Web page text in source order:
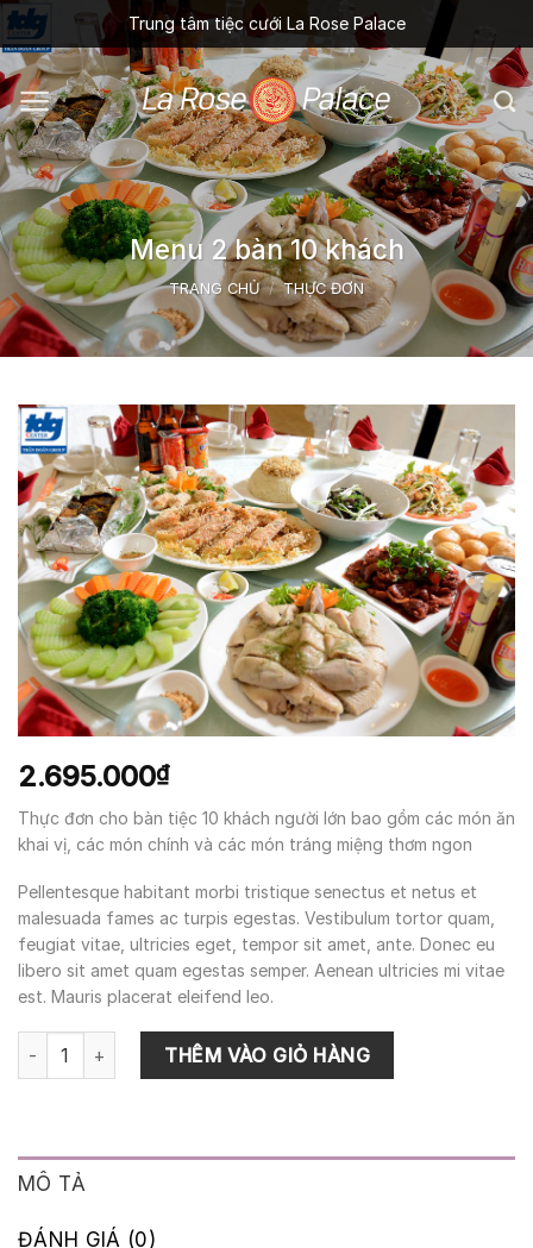
Skip
to
content
Trung tâm tiệc cưới La Rose Palace
Menu 2 bàn 10 khách
TRANG CHỦ / THỰC ĐƠN
2.695.000₫
Thực đơn cho bàn tiệc 10 khách người lớn bao gồm các món ăn
khai vị, các món chính và các món tráng miệng thơm ngon
Pellentesque habitant morbi tristique senectus et netus et
malesuada fames ac turpis egestas. Vestibulum tortor quam,
feugiat vitae, ultricies eget, tempor sit amet, ante. Donec eu
libero sit amet quam egestas semper. Aenean ultricies mi vitae
est. Mauris placerat eleifend leo.
Menu 2 bàn 10 khách số lượngTHÊM VÀO GIỎ HÀNG
MÔ TẢ
ĐÁNH GIÁ (0)